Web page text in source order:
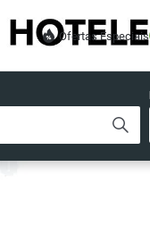
Ofertas Especiais